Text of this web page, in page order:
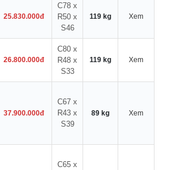
25.830.000đ
C78 x
R50 x
S46
119 kg Xem
26.800.000đ
C80 x
R48 x
S33
119 kg Xem
37.900.000đ
C67 x
R43 x
S39
89 kg Xem
C65 x